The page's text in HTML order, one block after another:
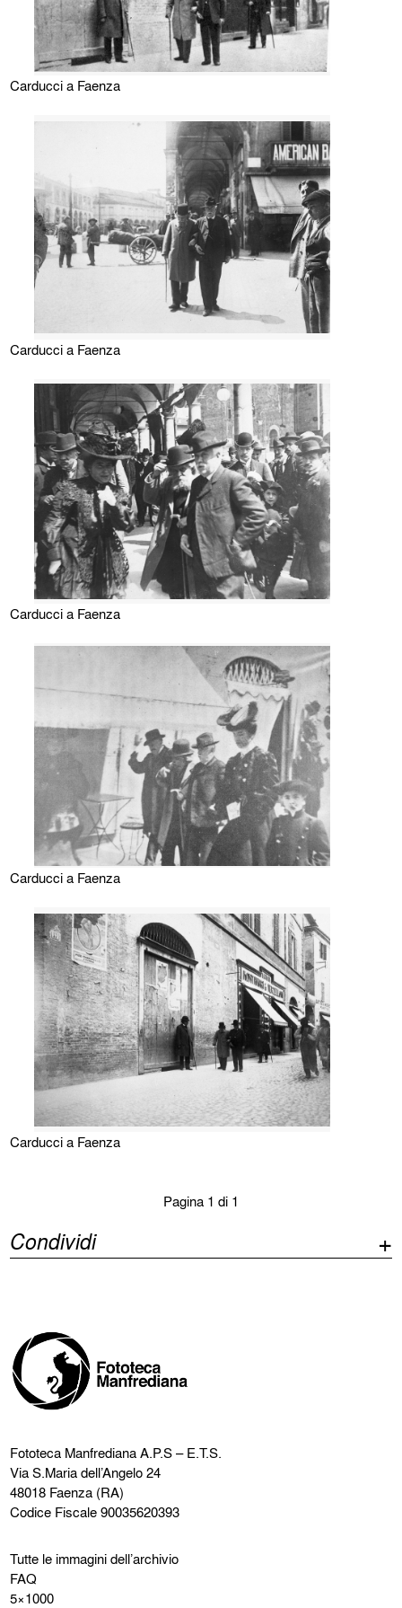
Carducci a Faenza
Carducci a Faenza
Carducci a Faenza
Carducci a Faenza
Carducci a Faenza
Pagina 1 di 1
Condividi
Fototeca ManfredianaA.P.S – E.T.S.
Via S.Maria dell’Angelo 24
48018 Faenza (RA)
Codice Fiscale 90035620393
Tutte le immagini dell’archivio
FAQ
5×1000